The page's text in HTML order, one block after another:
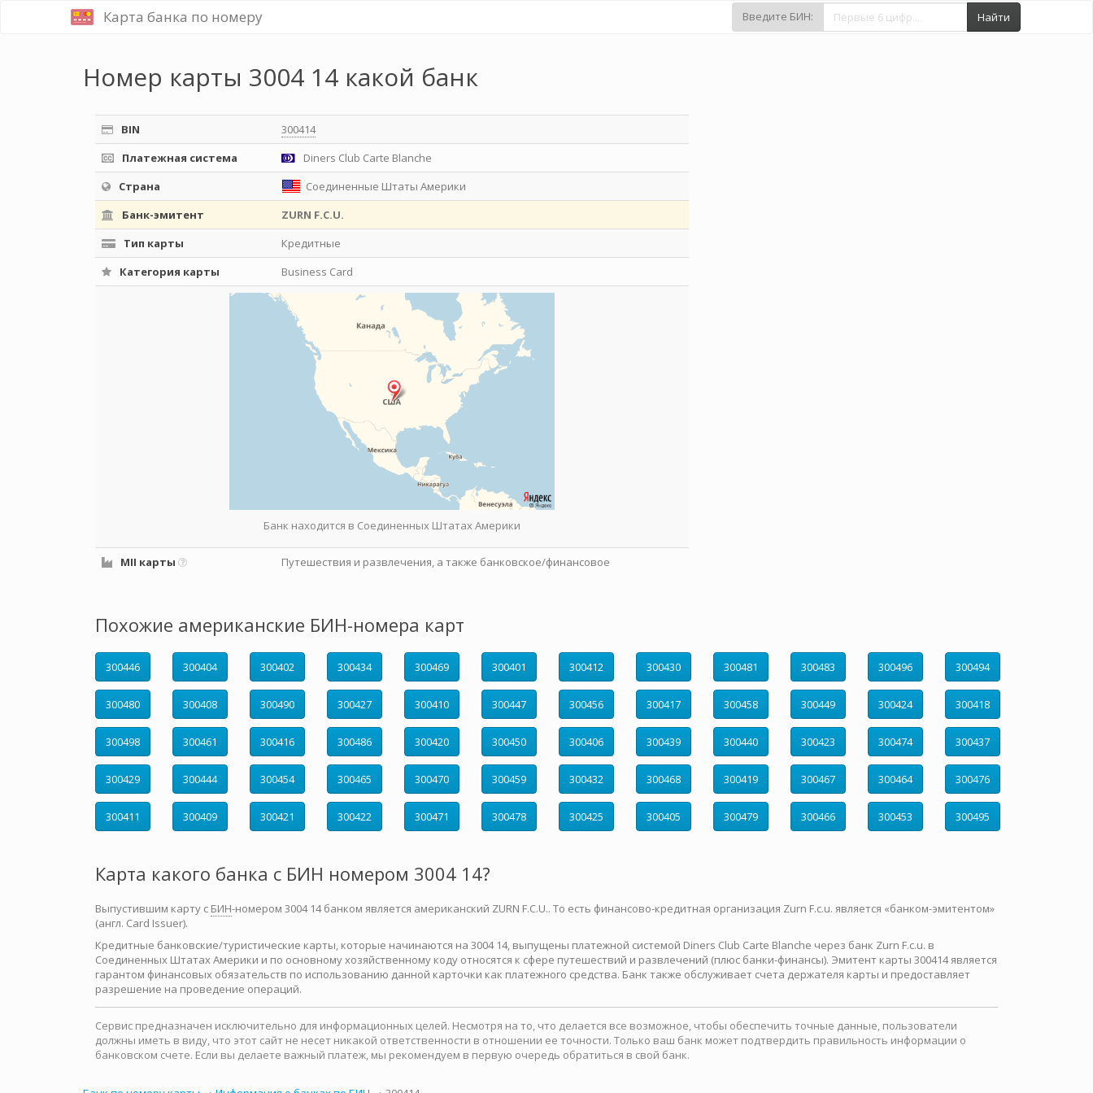
Карта банка по номеру Введите БИН: Найти
Номер карты 3004 14 какой банк
BIN
300414
Платежная система
Diners Club Carte Blanche
Страна
Соединенные Штаты Америки
Банк-эмитент
ZURN F.C.U.
Тип карты
Кредитные
Категория карты
Business Card
Банк находится в Соединенных Штатах Америки
MII карты Путешествия и развлечения, а также банковское/финансовое
Похожие американские БИН-номера карт
300446 300404 300402 300434 300469 300401 300412 300430 300481 300483 300496 300494
300480 300408 300490 300427 300410 300447 300456 300417 300458 300449 300424 300418
300498 300461 300416 300486 300420 300450 300406 300439 300440 300423 300474 300437
300429 300444 300454 300465 300470 300459 300432 300468 300419 300467 300464 300476
300411 300409 300421 300422 300471 300478 300425 300405 300479 300466 300453 300495
Карта какого банка с БИН номером 3004 14?
Выпустившим карту с БИН-номером 3004 14 банком является американский ZURN F.C.U.. То есть финансово-кредитная организация Zurn F.c.u. является «банком-эмитентом»
(англ. Card Issuer).
Кредитные банковские/туристические карты, которые начинаются на 3004 14, выпущены платежной системой Diners Club Carte Blanche через банк Zurn F.c.u. в
Соединенных Штатах Америки и по основному хозяйственному коду относятся к сфере путешествий и развлечений (плюс банки-финансы). Эмитент карты 300414 является
гарантом финансовых обязательств по использованию данной карточки как платежного средства. Банк также обслуживает счета держателя карты и предоставляет
разрешение на проведение операций.
Сервис предназначен исключительно для информационных целей. Несмотря на то, что делается все возможное, чтобы обеспечить точные данные, пользователи
должны иметь в виду, что этот сайт не несет никакой ответственности в отношении ее точности. Только ваш банк может подтвердить правильность информации о
банковском счете. Если вы делаете важный платеж, мы рекомендуем в первую очередь обратиться в свой банк.